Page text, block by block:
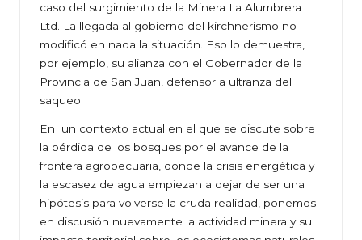
caso del surgimiento de la Minera La Alumbrera
Ltd. La llegada al gobierno del kirchnerismo no
modificó en nada la situación. Eso lo demuestra,
por ejemplo, su alianza con el Gobernador de la
Provincia de San Juan, defensor a ultranza del
saqueo.
En un contexto actual en el que se discute sobre
la pérdida de los bosques por el avance de la
frontera agropecuaria, donde la crisis energética y
la escasez de agua empiezan a dejar de ser una
hipótesis para volverse la cruda realidad, ponemos
en discusión nuevamente la actividad minera y su